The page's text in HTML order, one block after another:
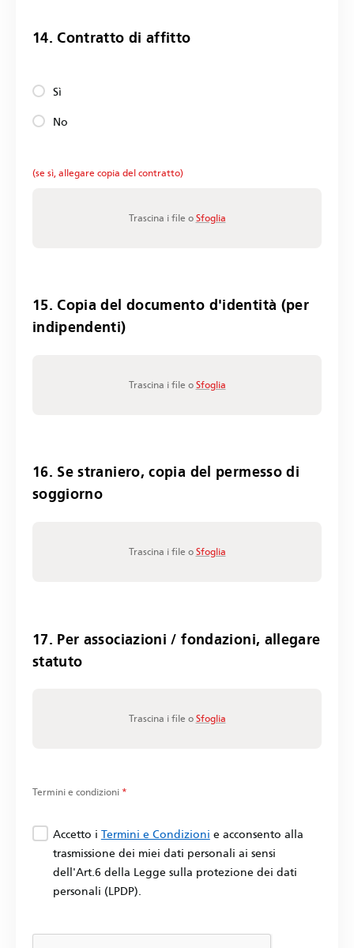
14. Contratto di affitto
Sì
No
(se sì, allegare copia del contratto)
Trascina i file o Sfoglia
15. Copia del documento d'identità (per
indipendenti)
Trascina i file o Sfoglia
16. Se straniero, copia del permesso di
soggiorno
Trascina i file o Sfoglia
17. Per associazioni / fondazioni, allegare
statuto
Trascina i file o Sfoglia
Termini e condizioni *
Accetto i Termini e Condizioni e acconsento alla
trasmissione dei miei dati personali ai sensi
dell'Art.6 della Legge sulla protezione dei dati
personali (LPDP).